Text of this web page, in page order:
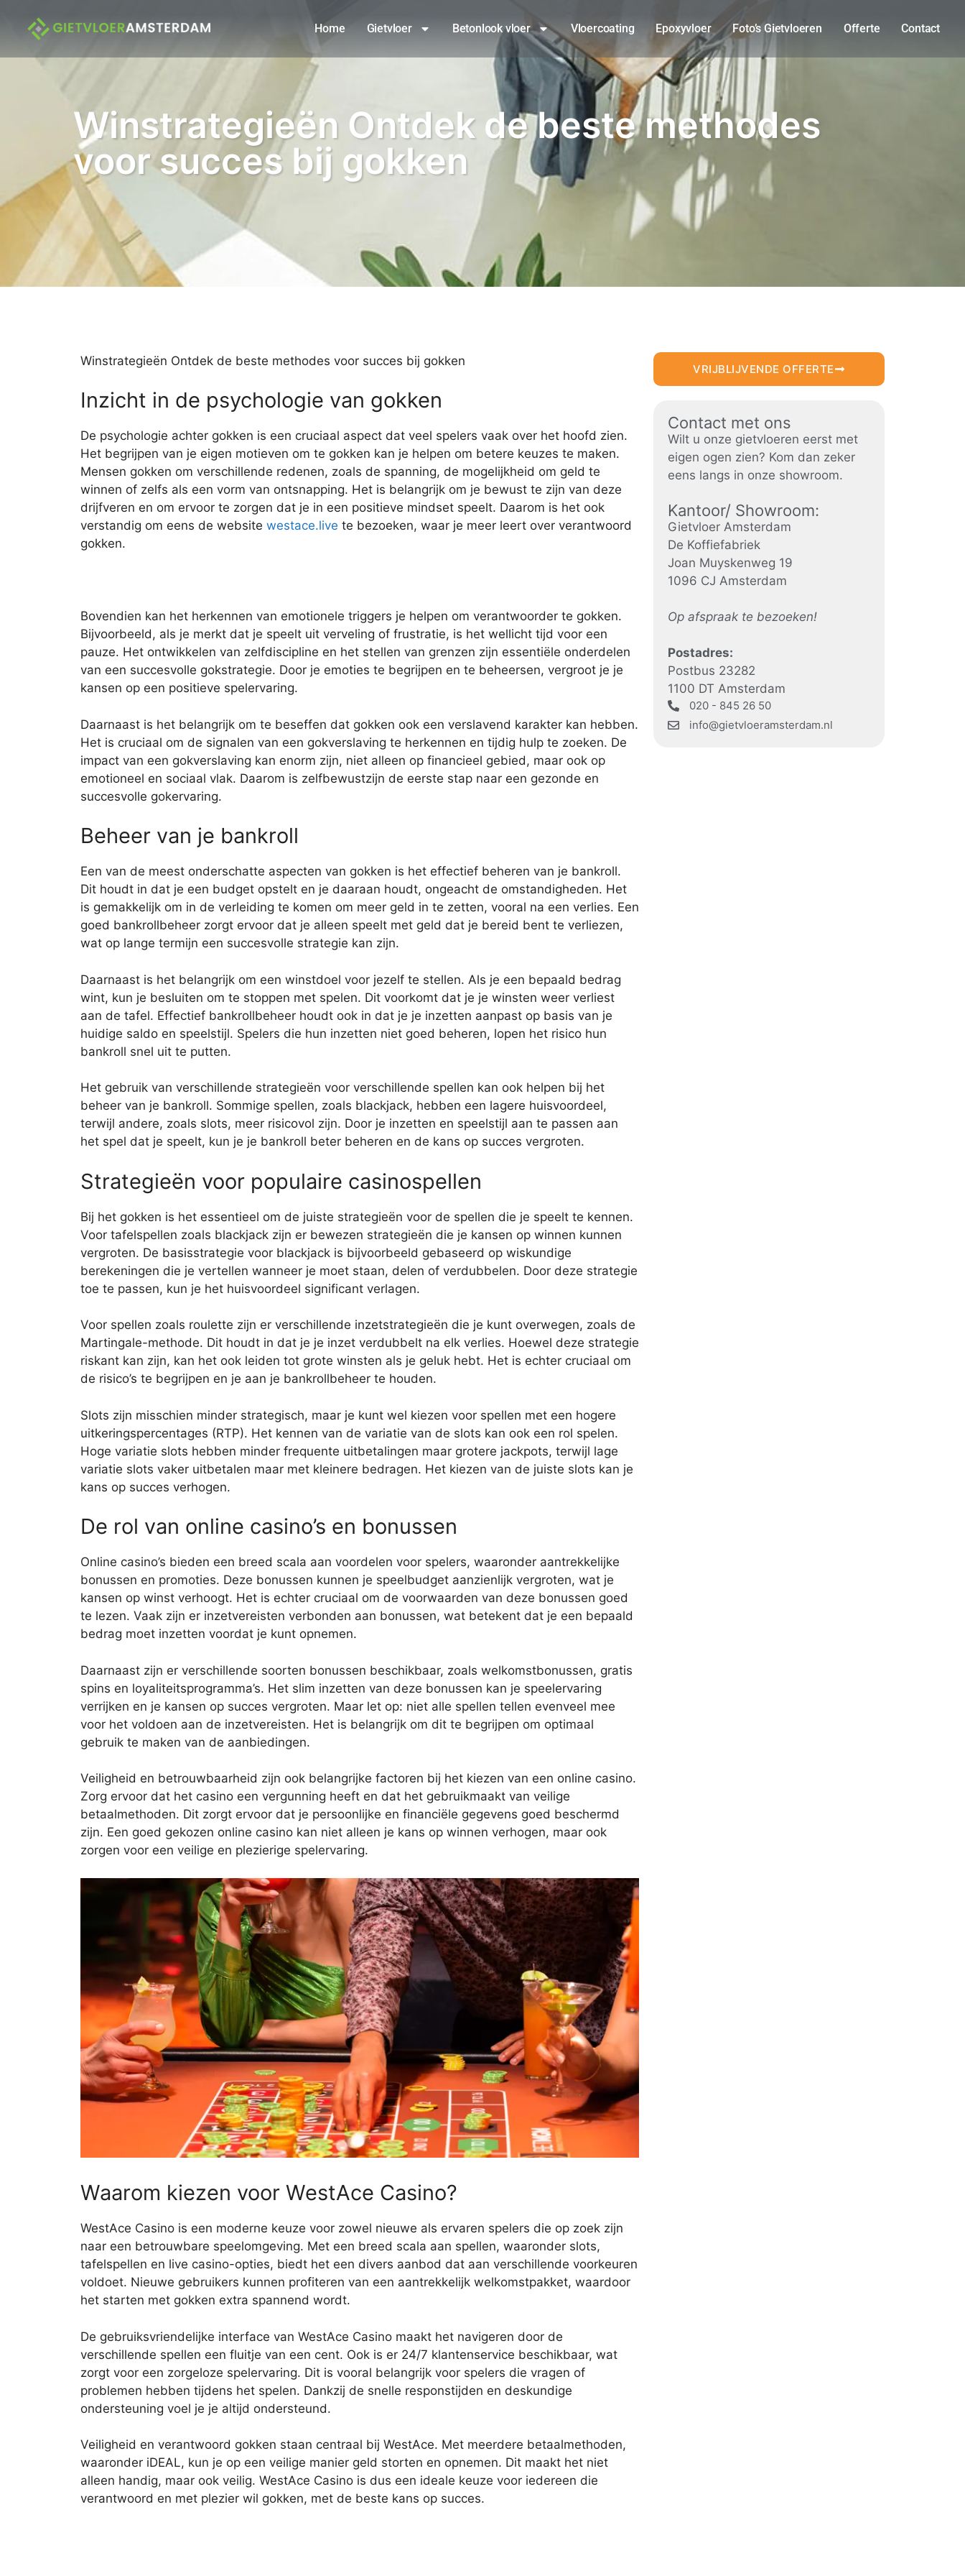
Home Gietvloer Betonlook vloer Vloercoating Epoxyvloer Foto’s Gietvloeren Offerte Contact
Winstrategieën Ontdek de beste methodes
voor succes bij gokken
Winstrategieën Ontdek de beste methodes voor succes bij gokken
Inzicht in de psychologie van gokken
De psychologie achter gokken is een cruciaal aspect dat veel spelers vaak over het hoofd zien.
Het begrijpen van je eigen motieven om te gokken kan je helpen om betere keuzes te maken.
Mensen gokken om verschillende redenen, zoals de spanning, de mogelijkheid om geld te
winnen of zelfs als een vorm van ontsnapping. Het is belangrijk om je bewust te zijn van deze
drijfveren en om ervoor te zorgen dat je in een positieve mindset speelt. Daarom is het ook
verstandig om eens de website westace.live te bezoeken, waar je meer leert over verantwoord
gokken.
Bovendien kan het herkennen van emotionele triggers je helpen om verantwoorder te gokken.
Bijvoorbeeld, als je merkt dat je speelt uit verveling of frustratie, is het wellicht tijd voor een
pauze. Het ontwikkelen van zelfdiscipline en het stellen van grenzen zijn essentiële onderdelen
van een succesvolle gokstrategie. Door je emoties te begrijpen en te beheersen, vergroot je je
kansen op een positieve spelervaring.
Daarnaast is het belangrijk om te beseffen dat gokken ook een verslavend karakter kan hebben.
Het is cruciaal om de signalen van een gokverslaving te herkennen en tijdig hulp te zoeken. De
impact van een gokverslaving kan enorm zijn, niet alleen op financieel gebied, maar ook op
emotioneel en sociaal vlak. Daarom is zelfbewustzijn de eerste stap naar een gezonde en
succesvolle gokervaring.
Beheer van je bankroll
Een van de meest onderschatte aspecten van gokken is het effectief beheren van je bankroll.
Dit houdt in dat je een budget opstelt en je daaraan houdt, ongeacht de omstandigheden. Het
is gemakkelijk om in de verleiding te komen om meer geld in te zetten, vooral na een verlies. Een
goed bankrollbeheer zorgt ervoor dat je alleen speelt met geld dat je bereid bent te verliezen,
wat op lange termijn een succesvolle strategie kan zijn.
Daarnaast is het belangrijk om een winstdoel voor jezelf te stellen. Als je een bepaald bedrag
wint, kun je besluiten om te stoppen met spelen. Dit voorkomt dat je je winsten weer verliest
aan de tafel. Effectief bankrollbeheer houdt ook in dat je je inzetten aanpast op basis van je
huidige saldo en speelstijl. Spelers die hun inzetten niet goed beheren, lopen het risico hun
bankroll snel uit te putten.
Het gebruik van verschillende strategieën voor verschillende spellen kan ook helpen bij het
beheer van je bankroll. Sommige spellen, zoals blackjack, hebben een lagere huisvoordeel,
terwijl andere, zoals slots, meer risicovol zijn. Door je inzetten en speelstijl aan te passen aan
het spel dat je speelt, kun je je bankroll beter beheren en de kans op succes vergroten.
Strategieën voor populaire casinospellen
Bij het gokken is het essentieel om de juiste strategieën voor de spellen die je speelt te kennen.
Voor tafelspellen zoals blackjack zijn er bewezen strategieën die je kansen op winnen kunnen
vergroten. De basisstrategie voor blackjack is bijvoorbeeld gebaseerd op wiskundige
berekeningen die je vertellen wanneer je moet staan, delen of verdubbelen. Door deze strategie
toe te passen, kun je het huisvoordeel significant verlagen.
Voor spellen zoals roulette zijn er verschillende inzetstrategieën die je kunt overwegen, zoals de
Martingale-methode. Dit houdt in dat je je inzet verdubbelt na elk verlies. Hoewel deze strategie
riskant kan zijn, kan het ook leiden tot grote winsten als je geluk hebt. Het is echter cruciaal om
de risico’s te begrijpen en je aan je bankrollbeheer te houden.
Slots zijn misschien minder strategisch, maar je kunt wel kiezen voor spellen met een hogere
uitkeringspercentages (RTP). Het kennen van de variatie van de slots kan ook een rol spelen.
Hoge variatie slots hebben minder frequente uitbetalingen maar grotere jackpots, terwijl lage
variatie slots vaker uitbetalen maar met kleinere bedragen. Het kiezen van de juiste slots kan je
kans op succes verhogen.
De rol van online casino’s en bonussen
Online casino’s bieden een breed scala aan voordelen voor spelers, waaronder aantrekkelijke
bonussen en promoties. Deze bonussen kunnen je speelbudget aanzienlijk vergroten, wat je
kansen op winst verhoogt. Het is echter cruciaal om de voorwaarden van deze bonussen goed
te lezen. Vaak zijn er inzetvereisten verbonden aan bonussen, wat betekent dat je een bepaald
bedrag moet inzetten voordat je kunt opnemen.
Daarnaast zijn er verschillende soorten bonussen beschikbaar, zoals welkomstbonussen, gratis
spins en loyaliteitsprogramma’s. Het slim inzetten van deze bonussen kan je speelervaring
verrijken en je kansen op succes vergroten. Maar let op: niet alle spellen tellen evenveel mee
voor het voldoen aan de inzetvereisten. Het is belangrijk om dit te begrijpen om optimaal
gebruik te maken van de aanbiedingen.
Veiligheid en betrouwbaarheid zijn ook belangrijke factoren bij het kiezen van een online casino.
Zorg ervoor dat het casino een vergunning heeft en dat het gebruikmaakt van veilige
betaalmethoden. Dit zorgt ervoor dat je persoonlijke en financiële gegevens goed beschermd
zijn. Een goed gekozen online casino kan niet alleen je kans op winnen verhogen, maar ook
zorgen voor een veilige en plezierige spelervaring.
Waarom kiezen voor WestAce Casino?
WestAce Casino is een moderne keuze voor zowel nieuwe als ervaren spelers die op zoek zijn
naar een betrouwbare speelomgeving. Met een breed scala aan spellen, waaronder slots,
tafelspellen en live casino-opties, biedt het een divers aanbod dat aan verschillende voorkeuren
voldoet. Nieuwe gebruikers kunnen profiteren van een aantrekkelijk welkomstpakket, waardoor
het starten met gokken extra spannend wordt.
De gebruiksvriendelijke interface van WestAce Casino maakt het navigeren door de
verschillende spellen een fluitje van een cent. Ook is er 24/7 klantenservice beschikbaar, wat
zorgt voor een zorgeloze spelervaring. Dit is vooral belangrijk voor spelers die vragen of
problemen hebben tijdens het spelen. Dankzij de snelle responstijden en deskundige
ondersteuning voel je je altijd ondersteund.
Veiligheid en verantwoord gokken staan centraal bij WestAce. Met meerdere betaalmethoden,
waaronder iDEAL, kun je op een veilige manier geld storten en opnemen. Dit maakt het niet
alleen handig, maar ook veilig. WestAce Casino is dus een ideale keuze voor iedereen die
verantwoord en met plezier wil gokken, met de beste kans op succes.
VRIJBLIJVENDE OFFERTE
Contact met ons
Wilt u onze gietvloeren eerst met
eigen ogen zien? Kom dan zeker
eens langs in onze showroom.
Kantoor/ Showroom:
Gietvloer Amsterdam
De Koffiefabriek
Joan Muyskenweg 19
1096 CJ Amsterdam
Op afspraak te bezoeken!
Postadres:
Postbus 23282
1100 DT Amsterdam
020 - 845 26 50
info@gietvloeramsterdam.nl